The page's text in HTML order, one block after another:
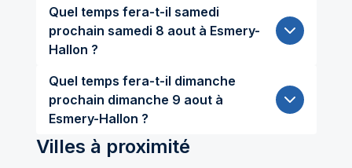
Quel temps fera-t-il samedi
prochain samedi 8 aout à Esmery-
Hallon ?
Quel temps fera-t-il dimanche
prochain dimanche 9 aout à
Esmery-Hallon ?
Villes à proximité